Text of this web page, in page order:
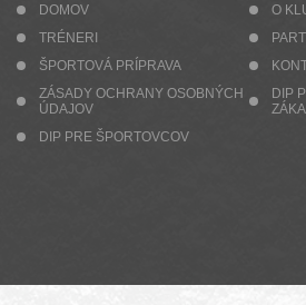
DOMOV
O
TRÉNERI
ŠPORTOVÁ PRÍPRAVA
ZÁSADY OCHRANY OSOBNÝCH
ÚDAJOV
DIP
DIP PRE ŠPORTOVCOV